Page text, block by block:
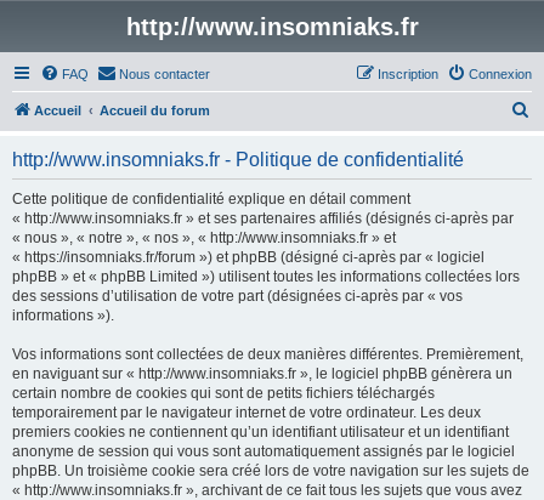
http://www.insomniaks.fr
FAQ Nous contacter Connexion
Inscription
Accueil Accueil du forum
http://www.insomniaks.fr - Politique de confidentialité
Cette politique de confidentialité explique en détail comment
« http://www.insomniaks.fr » et ses partenaires affiliés (désignés ci-après par
« nous », « notre », « nos », « http://www.insomniaks.fr » et
« https://insomniaks.fr/forum ») et phpBB (désigné ci-après par « logiciel
phpBB » et « phpBB Limited ») utilisent toutes les informations collectées lors
des sessions d’utilisation de votre part (désignées ci-après par « vos
informations »).
Vos informations sont collectées de deux manières différentes. Premièrement,
en naviguant sur « http://www.insomniaks.fr », le logiciel phpBB génèrera un
certain nombre de cookies qui sont de petits fichiers téléchargés
temporairement par le navigateur internet de votre ordinateur. Les deux
premiers cookies ne contiennent qu’un identifiant utilisateur et un identifiant
anonyme de session qui vous sont automatiquement assignés par le logiciel
phpBB. Un troisième cookie sera créé lors de votre navigation sur les sujets de
« http://www.insomniaks.fr », archivant de ce fait tous les sujets que vous avez